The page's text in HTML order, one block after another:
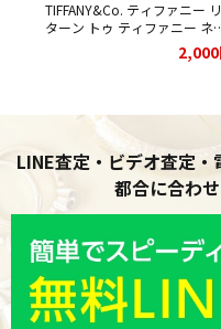
TIFFANY&Co. ティファニー リ
ターン トゥ ティファニー ネ
クレス SV925 ダブルハート
量2.9gをお買取りさせて頂き
LINE査定・ビデオ査定
都合に合わ